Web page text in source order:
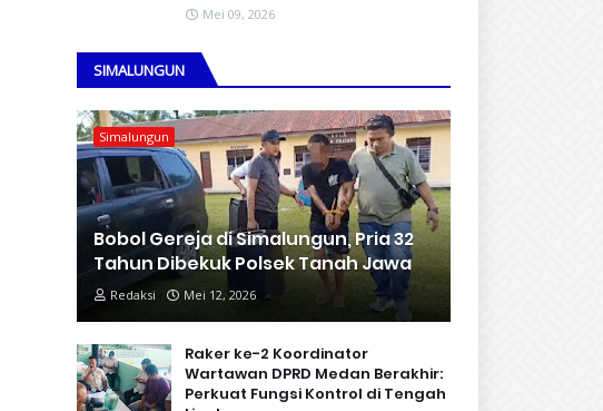
Mei 09, 2026
SIMALUNGUN
Simalungun
Bobol Gereja di Simalungun, Pria 32
Tahun Dibekuk Polsek Tanah Jawa
Redaksi Mei 12, 2026
Raker ke-2 Koordinator
Wartawan DPRD Medan Berakhir:
Perkuat Fungsi Kontrol di Tengah